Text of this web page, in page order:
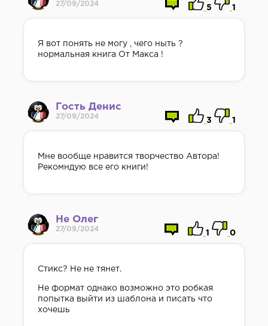
27/09/2024
5 1
Я вот понять не могу , чего ныть ?
нормальная книга От Макса !
Гость Денис
27/09/2024
3 1
Мне вообще нравится творчество Автора!
Рекомндую все его книги!
Не Олег
27/09/2024
1 0
Стикс? Не не тянет.
Не формат однако возможно это робкая
попытка выйти из шаблона и писать что
хочешь